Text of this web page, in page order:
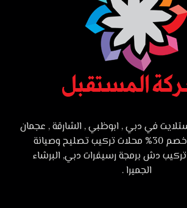
في دبي , ابوظبي , الشارقة , عجمان
:ارخص اسعار خصم 30% محلات تركيب تصليح وصيانة
دش برمجة رسيفرات دبي, البرشاء
الجميرا .